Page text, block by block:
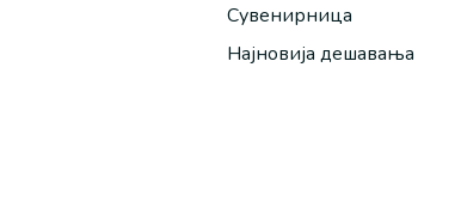
Сувенирница
Најновија дешавања